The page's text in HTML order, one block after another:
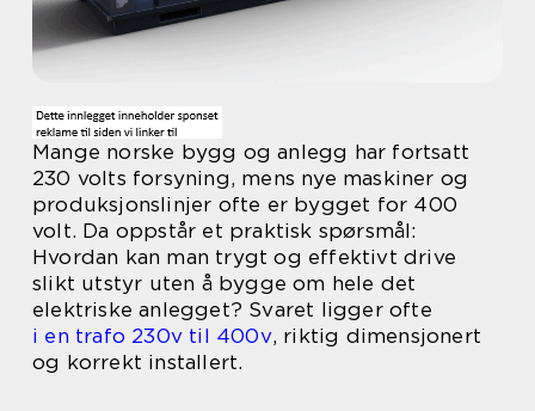
Mange norske bygg og anlegg har fortsatt
230 volts forsyning, mens nye maskiner og
produksjonslinjer ofte er bygget for 400
volt. Da oppstår et praktisk spørsmål:
Hvordan kan man trygt og effektivt drive
slikt utstyr uten å bygge om hele det
elektriske anlegget? Svaret ligger ofte
i en trafo 230v til 400v, riktig dimensjonert
og korrekt installert.